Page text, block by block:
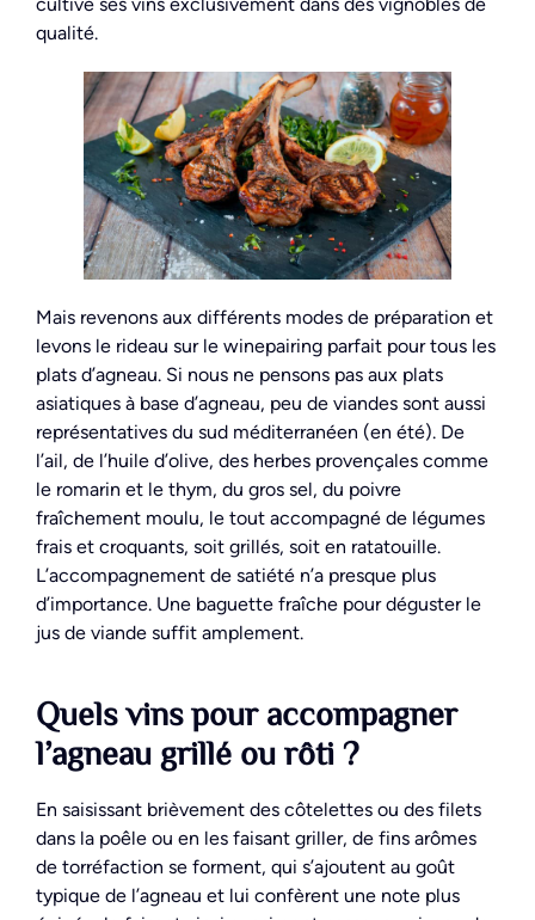
qualité.
Mais revenons aux différents modes de préparation et
levons le rideau sur le winepairing parfait pour tous les
plats d’agneau. Si nous ne pensons pas aux plats
asiatiques à base d’agneau, peu de viandes sont aussi
représentatives du sud méditerranéen (en été). De
l’ail, de l’huile d’olive, des herbes provençales comme
le romarin et le thym, du gros sel, du poivre
fraîchement moulu, le tout accompagné de légumes
frais et croquants, soit grillés, soit en ratatouille.
L’accompagnement de satiété n’a presque plus
d’importance. Une baguette fraîche pour déguster le
jus de viande suffit amplement.
Quels vins pour accompagner
l’agneau grillé ou rôti ?
En saisissant brièvement des côtelettes ou des filets
dans la poêle ou en les faisant griller, de fins arômes
de torréfaction se forment, qui s’ajoutent au goût
typique de l’agneau et lui confèrent une note plus